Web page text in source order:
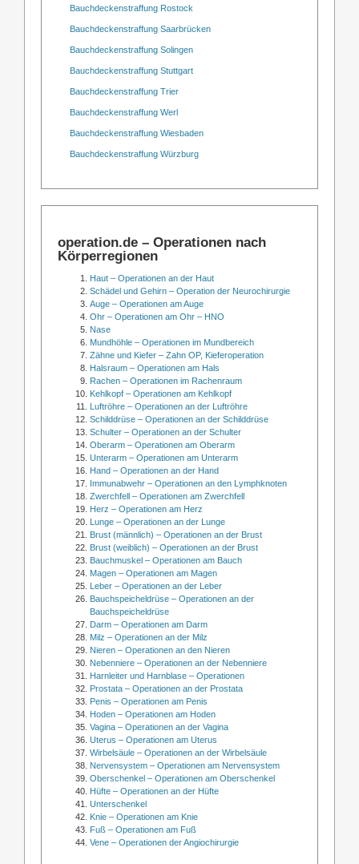
Bauchdeckenstraffung Rostock
Bauchdeckenstraffung Saarbrücken
Bauchdeckenstraffung Solingen
Bauchdeckenstraffung Stuttgart
Bauchdeckenstraffung Trier
Bauchdeckenstraffung Werl
Bauchdeckenstraffung Wiesbaden
Bauchdeckenstraffung Würzburg
operation.de – Operationen nach
Körperregionen
Haut – Operationen an der Haut
Schädel und Gehirn – Operation der Neurochirurgie
Auge – Operationen am Auge
Ohr – Operationen am Ohr – HNO
Nase
Mundhöhle – Operationen im Mundbereich
Zähne und Kiefer – Zahn OP, Kieferoperation
Halsraum – Operationen am Hals
Rachen – Operationen im Rachenraum
Kehlkopf – Operationen am Kehlkopf
Luftröhre – Operationen an der Luftröhre
Schilddrüse – Operationen an der Schilddrüse
Schulter – Operationen an der Schulter
Oberarm – Operationen am Oberarm
Unterarm – Operationen am Unterarm
Hand – Operationen an der Hand
Immunabwehr – Operationen an den Lymphknoten
Zwerchfell – Operationen am Zwerchfell
Herz – Operationen am Herz
Lunge – Operationen an der Lunge
Brust (männlich) – Operationen an der Brust
Brust (weiblich) – Operationen an der Brust
Bauchmuskel – Operationen am Bauch
Magen – Operationen am Magen
Leber – Operationen an der Leber
Bauchspeicheldrüse – Operationen an der
Bauchspeicheldrüse
Darm – Operationen am Darm
Milz – Operationen an der Milz
Nieren – Operationen an den Nieren
Nebenniere – Operationen an der Nebenniere
Harnleiter und Harnblase – Operationen
Prostata – Operationen an der Prostata
Penis – Operationen am Penis
Hoden – Operationen am Hoden
Vagina – Operationen an der Vagina
Uterus – Operationen am Uterus
Wirbelsäule – Operationen an der Wirbelsäule
Nervensystem – Operationen am Nervensystem
Oberschenkel – Operationen am Oberschenkel
Hüfte – Operationen an der Hüfte
Unterschenkel
Knie – Operationen am Knie
Fuß – Operationen am Fuß
Vene – Operationen der Angiochirurgie